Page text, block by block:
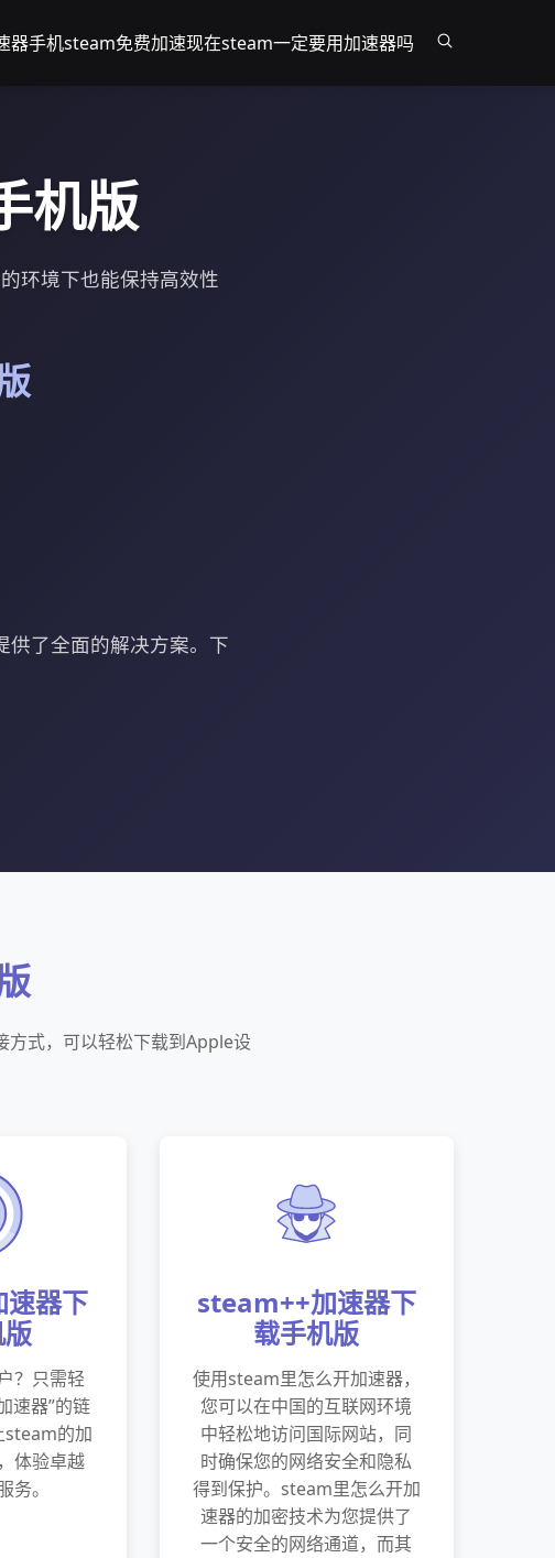
器手机steam免费加速现在steam一定要用加速器吗
机版
环境下也能保持高效性
供了全面的解决方案。下
方式，可以轻松下载到Apple设
器下
？只需轻
速器”的链
steam的加
体验卓越
务。
steam++加速器下
载手机版
使用steam里怎么开加速器，
您可以在中国的互联网环境
中轻松地访问国际网站，同
时确保您的网络安全和隐私
得到保护。steam里怎么开加
速器的加密技术为您提供了
一个安全的网络通道，而其